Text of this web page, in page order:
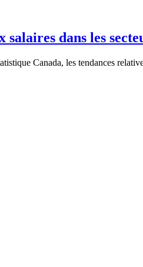
dans les
Canada, les tendances